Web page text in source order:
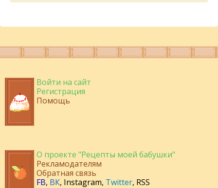
Войти на сайт
Регистрация
Помощь
О проекте "Рецепты моей бабушки"
Рекламодателям
Обратная связь
FB, ВК, Instagram, Twitter, RSS